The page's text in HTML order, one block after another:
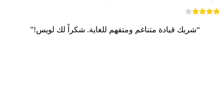
“شريك قيادة متناغم ومتفهم للغاية. شكراً لك لويس!”